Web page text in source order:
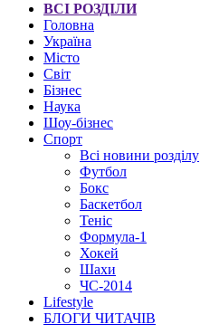
ВСІ РОЗДІЛИ
Головна
Україна
Місто
Світ
Бізнес
Наука
Шоу-бізнес
Спорт
Всі новини розділу
Футбол
Бокс
Баскетбол
Теніс
Формула-1
Хокей
Шахи
ЧС-2014
Lifestyle
БЛОГИ ЧИТАЧІВ